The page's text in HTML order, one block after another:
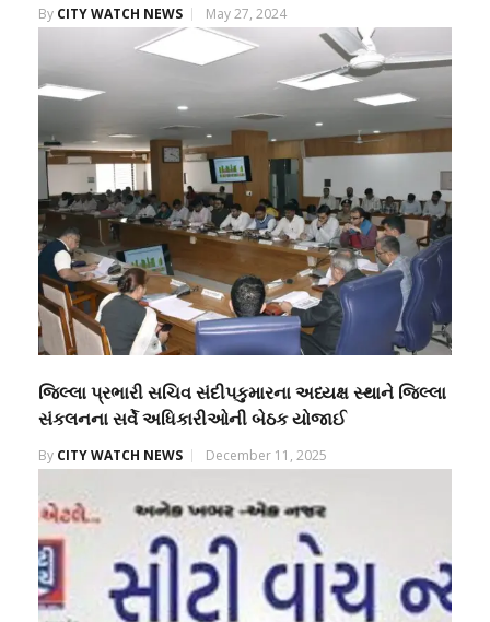
By CITY WATCH NEWS May 27, 2024
જિલ્લા પ્રભારી સચિવ સંદીપકુમારના અધ્યક્ષ સ્થાને જિલ્લા
સંકલનના સર્વે અધિકારીઓની બેઠક યોજાઈ
By CITY WATCH NEWS December 11, 2025